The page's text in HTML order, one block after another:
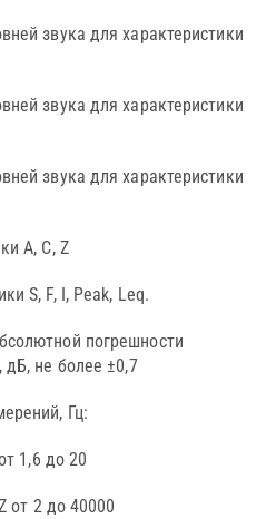
звука для характеристики
звука для характеристики
звука для характеристики
А, С, Z
S, F, I, Peak, Leq.
погрешности
дБ, не более ±0,7
Гц:
1,6 до 20
от 2 до 40000